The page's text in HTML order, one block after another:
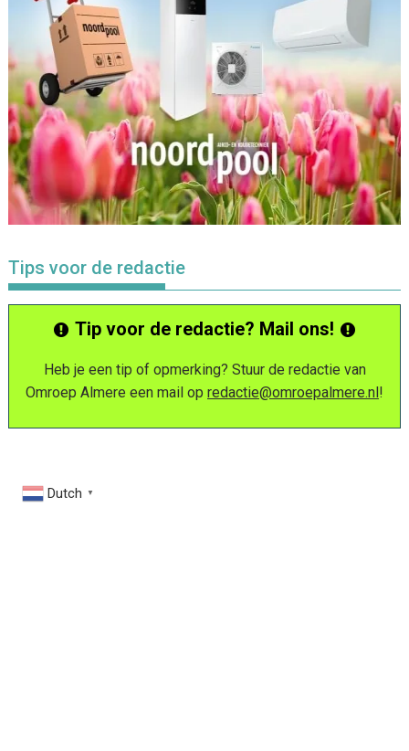
Tips voor de redactie
Tip voor de redactie? Mail ons!
Heb je een tip of opmerking? Stuur de redactie van
Omroep Almere een mail op redactie@omroepalmere.nl!
Dutch ▼